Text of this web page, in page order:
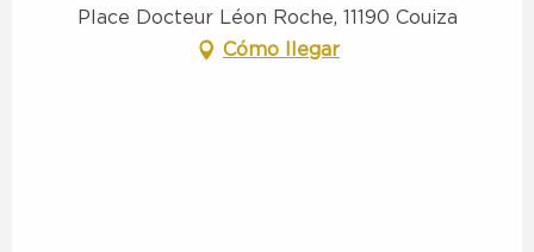
Place Docteur Léon Roche, 11190 Couiza
Cómo llegar